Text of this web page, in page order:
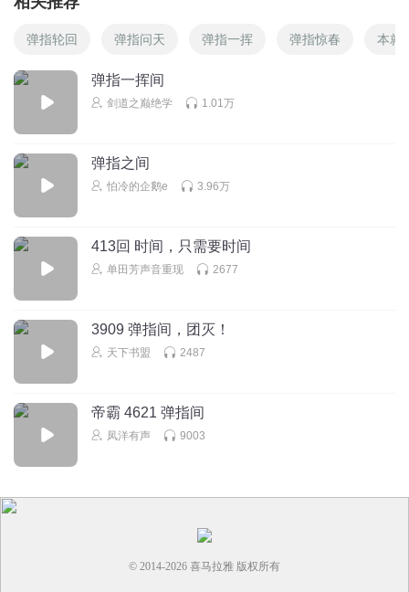
回复
全是嘲讽废话……
2026-05-27
弹指轮回 弹指问天 弹指一挥 弹指惊春 本就
弹指一挥间
剑道之巅绝学 1.01万
弹指之间
怕冷的企鹅e 3.96万
413回 时间，只需要时间
单田芳声音重现 2677
3909 弹指间，团灭！
天下书盟 2487
帝霸 4621 弹指间
凤洋有声 9003
© 2014-2026 喜马拉雅 版权所有